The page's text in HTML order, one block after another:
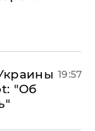
"Об
19:57